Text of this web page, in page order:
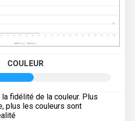
COULEUR
fidélité de la couleur. Plus
plus les couleurs sont